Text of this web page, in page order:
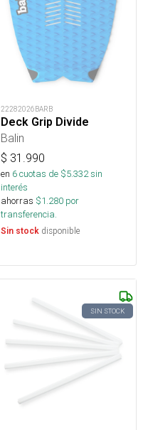
22282026BARB
Deck Grip Divide
Balin
$ 31.990
en 6cuotas de $5.332sin
interés
ahorras $1.280 por
transferencia.
Sin stock disponible
SIN STOCK